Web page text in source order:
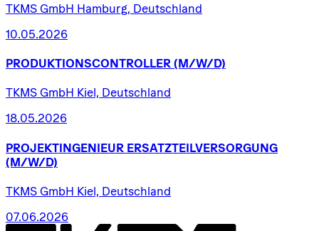
TKMS GmbH Hamburg, Deutschland
10.05.2026
PRODUKTIONSCONTROLLER (M/W/D)
TKMS GmbH Kiel, Deutschland
18.05.2026
PROJEKTINGENIEUR ERSATZTEILVERSORGUNG
(M/W/D)
TKMS GmbH Kiel, Deutschland
07.06.2026